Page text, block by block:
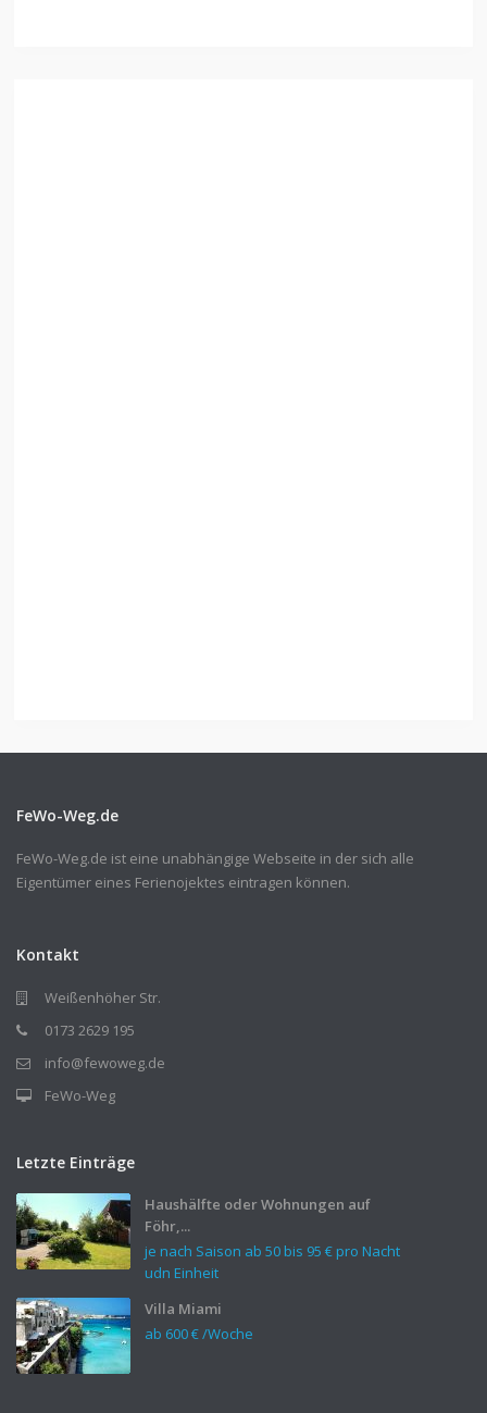
FeWo-Weg.de
FeWo-Weg.de ist eine unabhängige Webseite in der sich alle
Eigentümer eines Ferienojektes eintragen können.
Kontakt
Weißenhöher Str.
0173 2629 195
info@fewoweg.de
FeWo-Weg
Letzte Einträge
Haushälfte oder Wohnungen auf
Föhr,...
je nach Saison ab 50 bis 95 € pro Nacht
udn Einheit
Villa Miami
ab 600 €/Woche